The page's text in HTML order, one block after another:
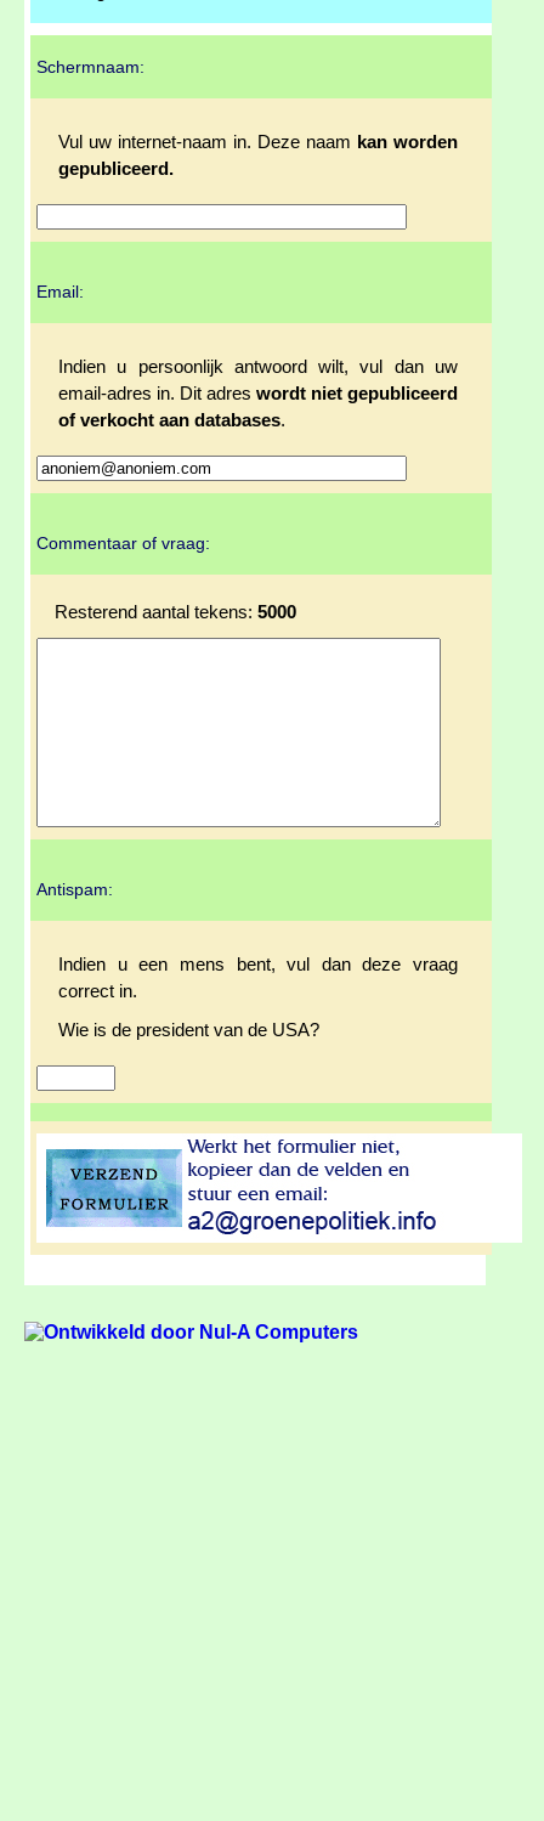
Schermnaam:
Vul uw internet-naam in. Deze naam kan worden
gepubliceerd.
Email:
Indien u persoonlijk antwoord wilt, vul dan uw
email-adres in. Dit adres wordt niet gepubliceerd
of verkocht aan databases.
Commentaar of vraag:
Resterend aantal tekens: 5000
Antispam:
Indien u een mens bent, vul dan deze vraag
correct in.
Wie is de president van de USA?